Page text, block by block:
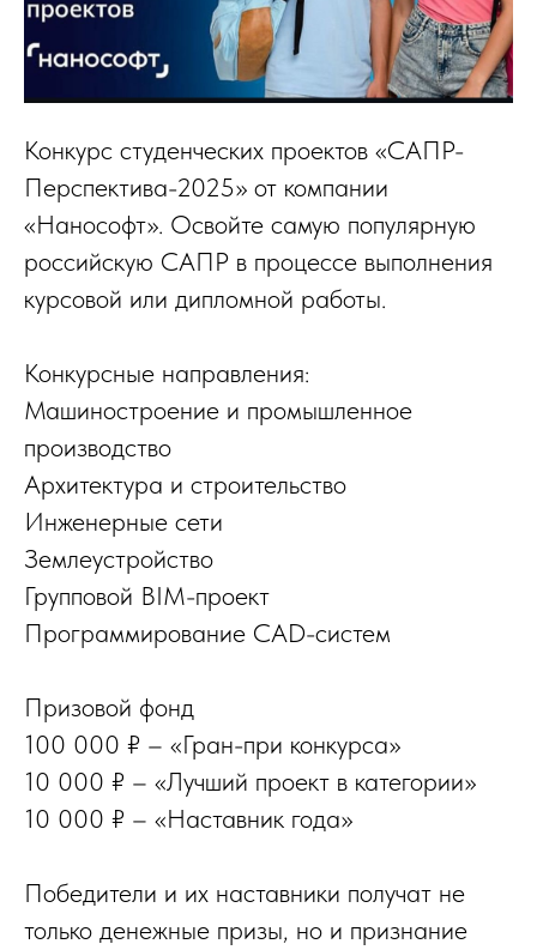
Конкурс студенческих проектов «САПР-
Перспектива-2025» от компании
«Нанософт». Освойте самую популярную
российскую САПР в процессе выполнения
курсовой или дипломной работы.
Конкурсные направления:
Машиностроение и промышленное
производство
Архитектура и строительство
Инженерные сети
Землеустройство
Групповой BIM-проект
Программирование CAD-систем
Призовой фонд
100 000 ₽ – «Гран-при конкурса»
10 000 ₽ – «Лучший проект в категории»
10 000 ₽ – «Наставник года»
Победители и их наставники получат не
только денежные призы, но и признание